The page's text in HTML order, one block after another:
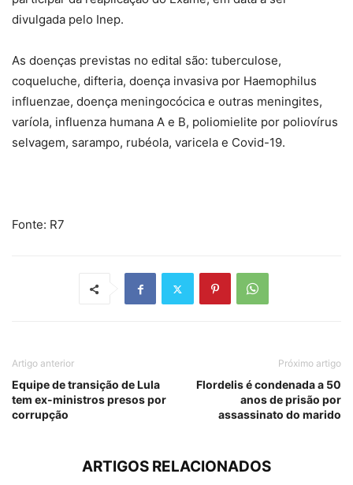
divulgada pelo Inep.
As doenças previstas no edital são: tuberculose,
coqueluche, difteria, doença invasiva por Haemophilus
influenzae, doença meningocócica e outras meningites,
varíola, influenza humana A e B, poliomielite por poliovírus
selvagem, sarampo, rubéola, varicela e Covid-19.
Fonte: R7
Artigo anterior
Equipe de transição de Lula
tem ex-ministros presos por
corrupção
Próximo artigo
Flordelis é condenada a 50
anos de prisão por
assassinato do marido
ARTIGOS RELACIONADOS